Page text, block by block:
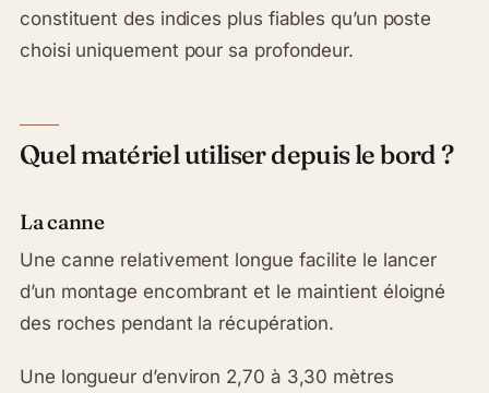
constituent des indices plus fiables qu’un poste
choisi uniquement pour sa profondeur.
Quel matériel utiliser depuis le bord ?
La canne
Une canne relativement longue facilite le lancer
d’un montage encombrant et le maintient éloigné
des roches pendant la récupération.
Une longueur d’environ 2,70 à 3,30 mètres